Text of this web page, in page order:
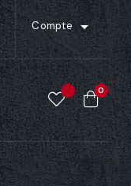
Compte 
0